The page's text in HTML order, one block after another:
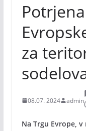
za
08.07. 2024 admin
Na Trgu Evrope,